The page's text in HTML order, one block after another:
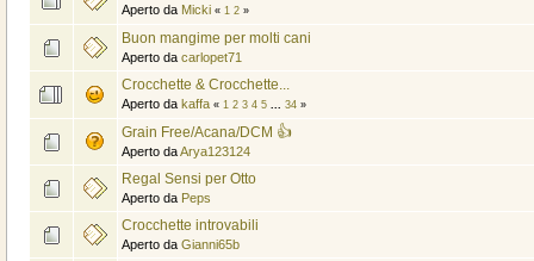
Aperto da Micki « 1 2»
Buon mangime per molti cani
Aperto da carlopet71
Crocchette & Crocchette...
Aperto da kaffa « 1 2 3 4 5 34»
Grain Free/Acana/DCM 👍
Aperto daArya123124
Regal Sensi per Otto
Aperto da Peps
Crocchette introvabili
Aperto da Gianni65b